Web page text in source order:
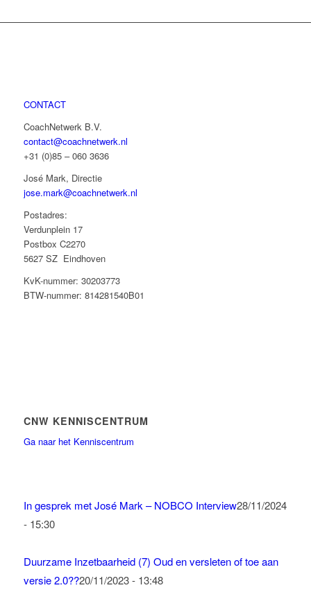
CONTACT
CoachNetwerk B.V.
contact@coachnetwerk.nl
+31 (0)85 – 060 3636
José Mark, Directie
jose.mark@coachnetwerk.nl
Postadres:
Verdunplein 17
Postbox C2270
5627 SZ Eindhoven
KvK-nummer: 30203773
BTW-nummer: 814281540B01
CNW KENNISCENTRUM
Ga naar het Kenniscentrum
In gesprek met José Mark – NOBCO Interview28/11/2024
- 15:30
Duurzame Inzetbaarheid (7) Oud en versleten of toe aan
versie 2.0??20/11/2023 - 13:48